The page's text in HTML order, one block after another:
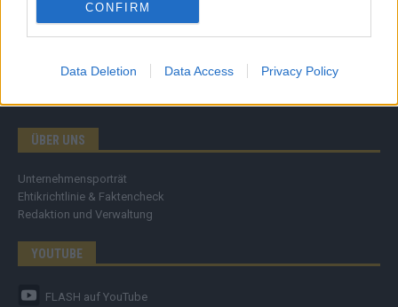
CONFIRM
Data Deletion Data Access Privacy Policy
ÜBER UNS
Unternehmensporträt
Ehtikrichtlinie & Faktencheck
Redaktion und Verwaltung
YOUTUBE
FLASH auf YouTube